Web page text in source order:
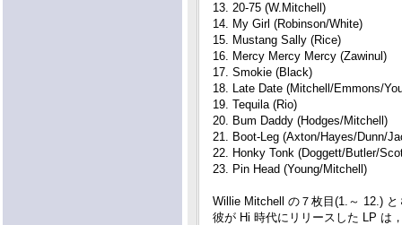
13. 20-75 (W.Mitchell)
14. My Girl (Robinson/White)
15. Mustang Sally (Rice)
16. Mercy Mercy Mercy (Zawinul)
17. Smokie (Black)
18. Late Date (Mitchell/Emmons/
19. Tequila (Rio)
20. Bum Daddy (Hodges/Mitchell)
21. Boot-Leg (Axton/Hayes/Dunn/
22. Honky Tonk (Doggett/Butler/
23. Pin Head (Young/Mitchell)
Willie Mitchell の７枚目(1.～ 12.)
彼が Hi 時代にリリースした LP は